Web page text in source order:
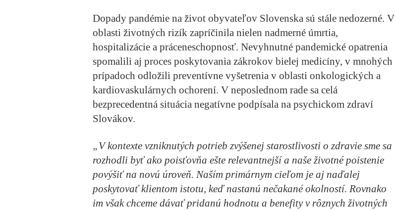
Dopady pandémie na život obyvateľov Slovenska sú stále nedozerné. V
oblasti životných rizík zapríčinila nielen nadmerné úmrtia,
hospitalizácie a práceneschopnosť. Nevyhnutné pandemické opatrenia
spomalili aj proces poskytovania zákrokov bielej medicíny, v mnohých
prípadoch odložili preventívne vyšetrenia v oblasti onkologických a
kardiovaskulárnych ochorení. V neposlednom rade sa celá
bezprecedentná situácia negatívne podpísala na psychickom zdraví
Slovákov.
„V kontexte vzniknutých potrieb zvýšenej starostlivosti o zdravie sme sa
rozhodli byť ako poisťovňa ešte relevantnejší a naše životné poistenie
povýšiť na novú úroveň. Naším primárnym cieľom je aj naďalej
poskytovať klientom istotu, keď nastanú nečakané okolností. Rovnako
im však chceme dávať pridanú hodnotu a benefity v rôznych životných